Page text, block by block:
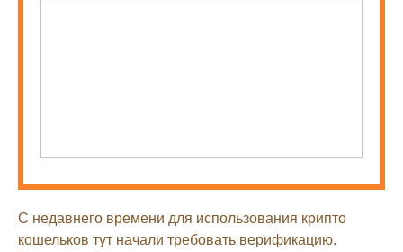
С недавнего времени для использования крипто
кошельков тут начали требовать верификацию.